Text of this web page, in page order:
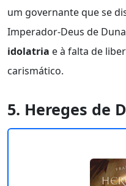
um governante que se
Imperador-Deus de
idolatria e à falta de
carismático.
5. Hereges de